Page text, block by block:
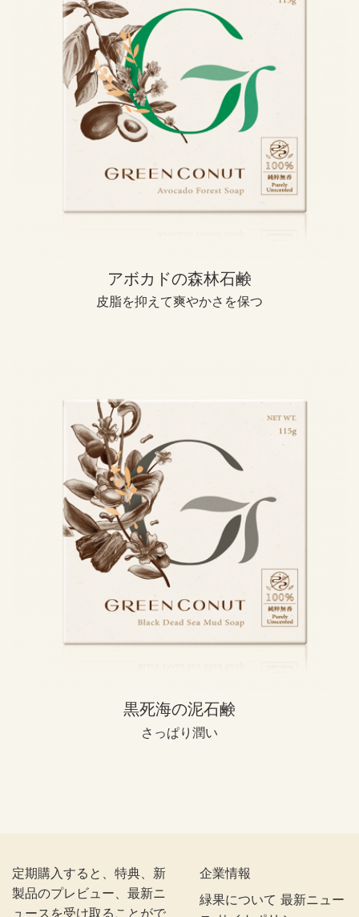
アボカドの森林石鹸
皮脂を抑えて爽やかさを保つ
黒死海の泥石鹸
さっぱり潤い
定期購入すると、特典、新
製品のプレビュー、最新ニ
ュースを受け取ることがで
企業情報
緑果について 最新ニュー